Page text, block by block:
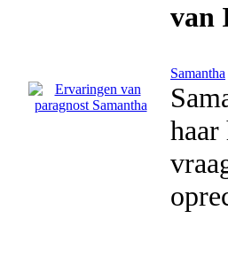
van
Samantha